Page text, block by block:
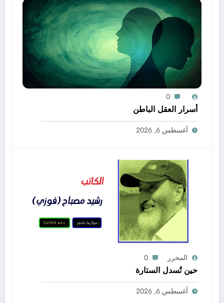
0
أسرار العقل الباطن
أغسطس 6, 2026
المحرر 0
حين تُسدل الستارة
أغسطس 6, 2026